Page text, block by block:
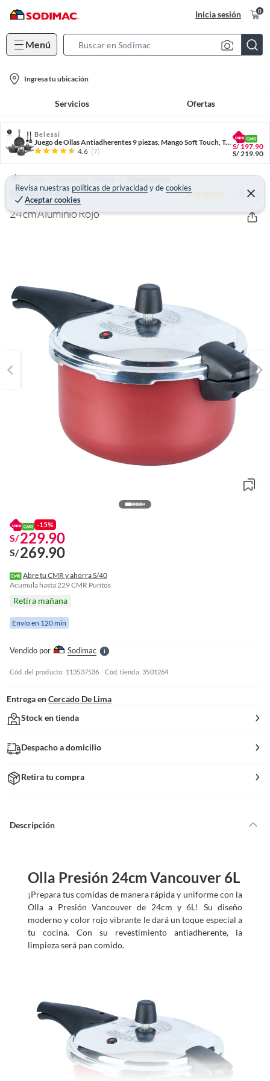
Inicia sesión 0
Menú
t
i
n
i
Ingresa tu ubicación
Servicios Ofertas
Belessi
Juego de Ollas Antiadherentes 9 piezas, Mango Soft Touch, Tapa de Vidrio y Utensilios
4.6 (7)
S/ 197.90
S/219.90
Revisa nuestras políticas de privacidadydecookies
Aceptar cookies
C
e
r
a
Home Decohogar - Menaje Menaje Cocina
TRAMONTINA 4.8 (28)
24 cm Aluminio Rojo
-15%
S/229.90
S/269.90
Abre tu CMR y ahorra S/40
Acumula hasta229CMR Puntos
Retira mañana
Envío en 120 min
Vendido por SodimacS
n
f
Cód. del producto: 113537536 Cód. tienda: 3501264
Entrega en Cercado De Lima
Stock en tienda
Despacho a domicilio
Retira tu compra
Descripción
Olla Presión 24cm Vancouver 6L
¡Prepara tus comidas de manera rápida y uniforme con la
Olla a Presión Vancouver de 24cm y 6L! Su diseño
moderno y color rojo vibrante le dará un toque especial a
tu cocina. Con su revestimiento antiadherente, la
limpieza será pan comido.